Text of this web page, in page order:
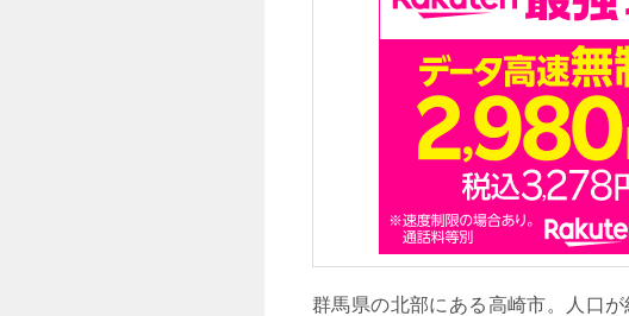
群馬県の北部にある高崎市。人口